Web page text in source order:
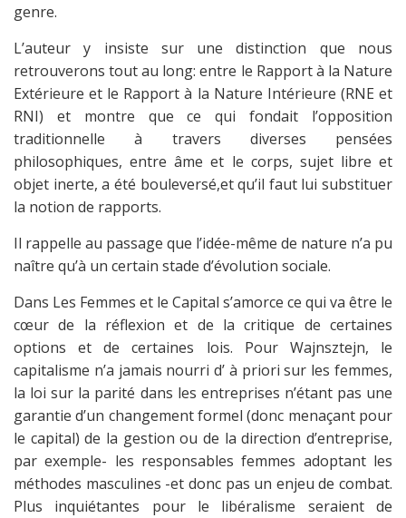
genre.
L’auteur y insiste sur une distinction que nous
retrouverons tout au long: entre le Rapport à la Nature
Extérieure et le Rapport à la Nature Intérieure (RNE et
RNI) et montre que ce qui fondait l’opposition
traditionnelle à travers diverses pensées
philosophiques, entre âme et le corps, sujet libre et
objet inerte, a été bouleversé,et qu’il faut lui substituer
la notion de rapports.
Il rappelle au passage que l’idée-même de nature n’a pu
naître qu’à un certain stade d’évolution sociale.
Dans Les Femmes et le Capital s’amorce ce qui va être le
cœur de la réflexion et de la critique de certaines
options et de certaines lois. Pour Wajnsztejn, le
capitalisme n’a jamais nourri d’ à priori sur les femmes,
la loi sur la parité dans les entreprises n’étant pas une
garantie d’un changement formel (donc menaçant pour
le capital) de la gestion ou de la direction d’entreprise,
par exemple- les responsables femmes adoptant les
méthodes masculines -et donc pas un enjeu de combat.
Plus inquiétantes pour le libéralisme seraient de